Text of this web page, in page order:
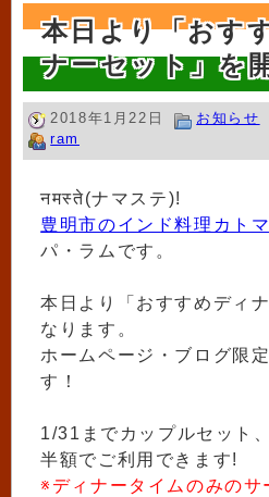
本日より「おす
ナーセット」を
2018年1月22日
お知らせ
ram
नमस्ते(ナマステ)!
豊明市のインド料理カト
パ・ラムです。
本日より「おすすめディ
なります。
ホームページ・ブログ限
す！
1/31までカップルセット
半額でご利用できます!
※ディナータイムのみのサ